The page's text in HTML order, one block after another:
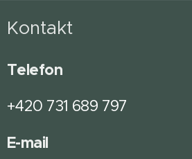
Kontakt
Telefon
+420 731 689 797
E-mail